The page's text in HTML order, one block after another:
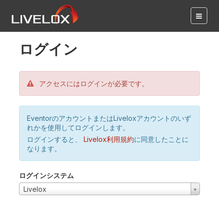
ログイン
アクセスにはログインが必要です。
EventorのアカウントまたはLiveloxアカウントのいず
れかを使用してログインします。
ログインすると、
Livelox利用規約に同意したことに
なります。
ログインシステム
Livelox